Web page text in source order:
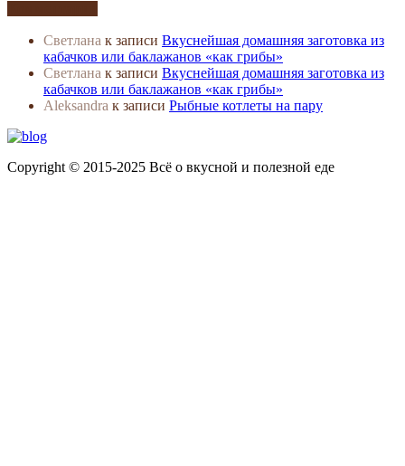
Светлана к записи Вкуснейшая домашняя заготовка из
кабачков или баклажанов «как грибы»
Светлана к записи Вкуснейшая домашняя заготовка из
кабачков или баклажанов «как грибы»
Aleksandra к записи Рыбные котлеты на пару
Copyright © 2015-2025 Всё о вкусной и полезной еде